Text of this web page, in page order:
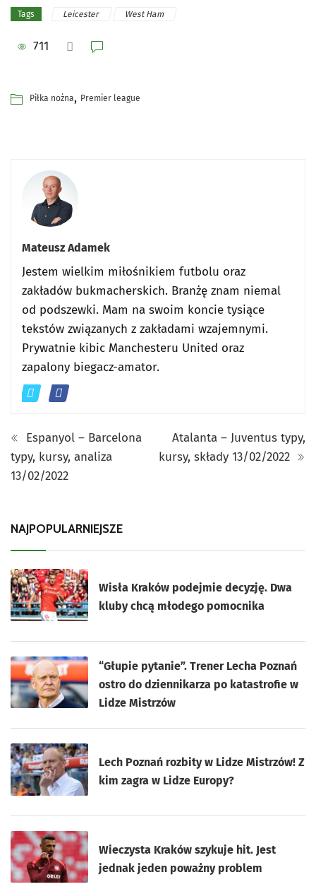
Tags Leicester West Ham
711
Piłka nożna, Premier league
Mateusz Adamek
Jestem wielkim miłośnikiem futbolu oraz
zakładów bukmacherskich. Branżę znam niemal
od podszewki. Mam na swoim koncie tysiące
tekstów związanych z zakładami wzajemnymi.
Prywatnie kibic Manchesteru United oraz
zapalony biegacz-amator.
Espanyol – Barcelona
typy, kursy, analiza
13/02/2022
Atalanta – Juventus typy,
kursy, składy 13/02/2022
NAJPOPULARNIEJSZE
Wisła Kraków podejmie decyzję. Dwa
kluby chcą młodego pomocnika
“Głupie pytanie”. Trener Lecha Poznań
ostro do dziennikarza po katastrofie w
Lidze Mistrzów
Lech Poznań rozbity w Lidze Mistrzów! Z
kim zagra w Lidze Europy?
Wieczysta Kraków szykuje hit. Jest
jednak jeden poważny problem